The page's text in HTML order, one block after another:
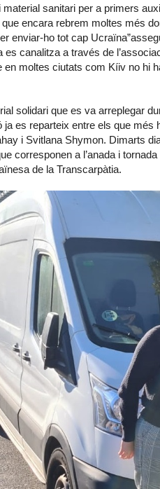
sanitari per a primers
encara rebrem moltes més
enviar-ho tot cap
es canalitza a través de
en moltes ciutats com Kíiv no hi
solidari que es va arreplegar
ja es reparteix entre els que més
i Svitlana Shymon. Dimarts
corresponen a l’anada i
de la Transcarpàtia.